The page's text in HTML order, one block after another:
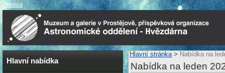
Hlavní nabídka
Hlavní stránka> Nabídka na
Nabídka na leden
Přihlásit